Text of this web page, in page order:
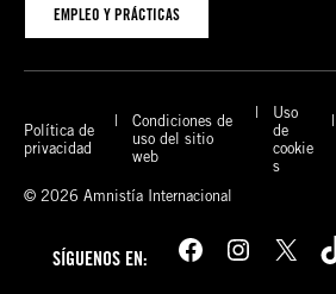
EMPLEO Y PRÁCTICAS
Política de
privacidad
Condiciones de
uso del sitio
web
Uso
de
cookie
s
© 2026 Amnistía Internacional
SÍGUENOS EN: Facebook Instagram X TikTok